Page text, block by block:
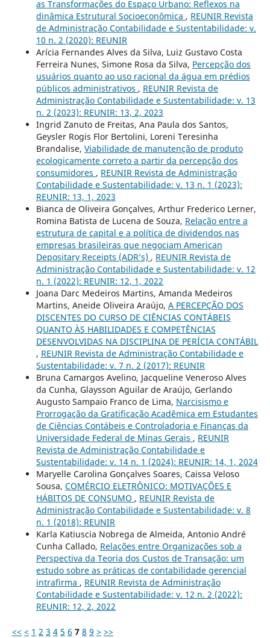
as Transformações do Espaço Urbano: Reflexos na
dinâmica Estrutural Socioeconômica , REUNIR Revista
de Administração Contabilidade e Sustentabilidade: v.
10 n. 2 (2020): REUNIR
Arícia Fernandes Alves da Silva, Luiz Gustavo Costa
Ferreira Nunes, Simone Rosa da Silva, Percepção dos
usuários quanto ao uso racional da água em prédios
públicos administrativos , REUNIR Revista de
Administração Contabilidade e Sustentabilidade: v. 13
n. 2 (2023): REUNIR: 13, 2, 2023
Ingrid Zanuto de Freitas, Ana Paula dos Santos,
Geysler Rogis Flor Bertolini, Loreni Teresinha
Brandalise, Viabilidade de manutenção de produto
ecologicamente correto a partir da percepção dos
consumidores , REUNIR Revista de Administração
Contabilidade e Sustentabilidade: v. 13 n. 1 (2023):
REUNIR: 13, 1, 2023
Bianca de Oliveira Gonçalves, Arthur Frederico Lerner,
Romina Batista de Lucena de Souza, Relação entre a
estrutura de capital e a política de dividendos nas
empresas brasileiras que negociam American
Depositary Receipts (ADR’s) , REUNIR Revista de
Administração Contabilidade e Sustentabilidade: v. 12
n. 1 (2022): REUNIR: 12, 1, 2022
Joana Darc Medeiros Martins, Amanda Medeiros
Martins, Aneide Oliveira Araújo, A PERCEPÇÃO DOS
DISCENTES DO CURSO DE CIÊNCIAS CONTÁBEIS
QUANTO ÀS HABILIDADES E COMPETÊNCIAS
DESENVOLVIDAS NA DISCIPLINA DE PERÍCIA CONTÁBIL
, REUNIR Revista de Administração Contabilidade e
Sustentabilidade: v. 7 n. 2 (2017): REUNIR
Bruna Camargos Avelino, Jacqueline Veneroso Alves
da Cunha, Glaysson Aguilar de Araújo, Gerlando
Augusto Sampaio Franco de Lima, Narcisismo e
Prorrogação da Gratificação Acadêmica em Estudantes
de Ciências Contábeis e Controladoria e Finanças da
Universidade Federal de Minas Gerais , REUNIR
Revista de Administração Contabilidade e
Sustentabilidade: v. 14 n. 1 (2024): REUNIR: 14, 1, 2024
Maryelle Carolina Gonçalves Soares, Caissa Veloso
Sousa, COMÉRCIO ELETRÔNICO: MOTIVAÇÕES E
HÁBITOS DE CONSUMO , REUNIR Revista de
Administração Contabilidade e Sustentabilidade: v. 8
n. 1 (2018): REUNIR
Karla Katiuscia Nobrega de Almeida, Antonio André
Cunha Callado, Relações entre Organizações sob a
Perspectiva da Teoria dos Custos de Transação: um
estudo sobre as práticas de contabilidade gerencial
intrafirma , REUNIR Revista de Administração
Contabilidade e Sustentabilidade: v. 12 n. 2 (2022):
REUNIR: 12, 2, 2022
<< < 1 2 3 4 5 6 7 8 9 > >>